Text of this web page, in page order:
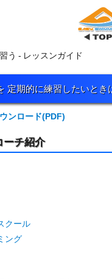
う - レッスンガイド
定期的に練習したいと
ンロード(PDF)
ーチ紹介
クール
ング